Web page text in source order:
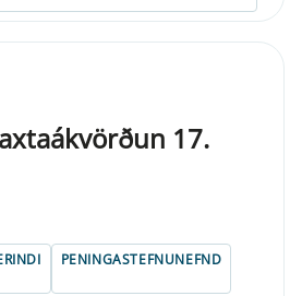
17.
PENINGASTEFNUNEFND